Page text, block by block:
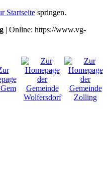
Startseite springen.
| Online: https://www.vg-